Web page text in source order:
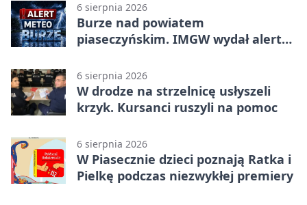
6 sierpnia 2026
Burze nad powiatem
piaseczyńskim. IMGW wydał alert
6 sierpnia 2026
W drodze na strzelnicę usłyszeli
krzyk. Kursanci ruszyli na pomoc
6 sierpnia 2026
W Piasecznie dzieci poznają Ratka i
Pielkę podczas niezwykłej premiery